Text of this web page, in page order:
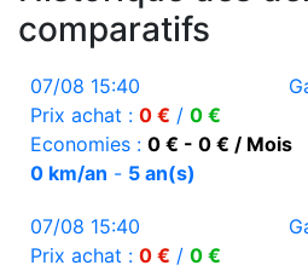
comparatifs
07/08 15:40
Prix achat : 0 € / 0 €
Economies : 0 € - 0 € / Mois
0 km/an - 5 an(s)
07/08 15:40
Prix achat : 0 € / 0 €